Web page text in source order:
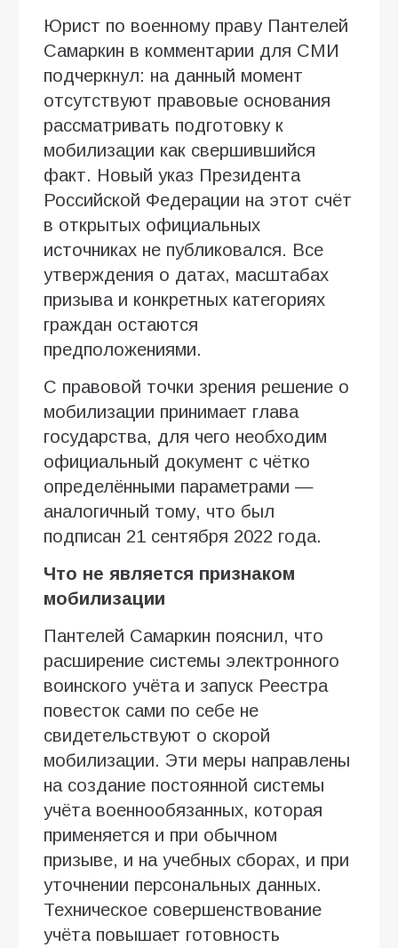
Юрист по военному праву Пантелей
Самаркин в комментарии для СМИ
подчеркнул: на данный момент
отсутствуют правовые основания
рассматривать подготовку к
мобилизации как свершившийся
факт. Новый указ Президента
Российской Федерации на этот счёт
в открытых официальных
источниках не публиковался. Все
утверждения о датах, масштабах
призыва и конкретных категориях
граждан остаются
предположениями.
С правовой точки зрения решение о
мобилизации принимает глава
государства, для чего необходим
официальный документ с чётко
определёнными параметрами —
аналогичный тому, что был
подписан 21 сентября 2022 года.
Что не является признаком
мобилизации
Пантелей Самаркин пояснил, что
расширение системы электронного
воинского учёта и запуск Реестра
повесток сами по себе не
свидетельствуют о скорой
мобилизации. Эти меры направлены
на создание постоянной системы
учёта военнообязанных, которая
применяется и при обычном
призыве, и на учебных сборах, и при
уточнении персональных данных.
Техническое совершенствование
учёта повышает готовность